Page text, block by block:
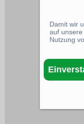
Damit wir
auf
Nutzung